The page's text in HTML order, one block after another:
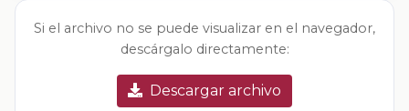
Si el archivo no se puede visualizar en el navegador,
descárgalo directamente:
Descargar archivo